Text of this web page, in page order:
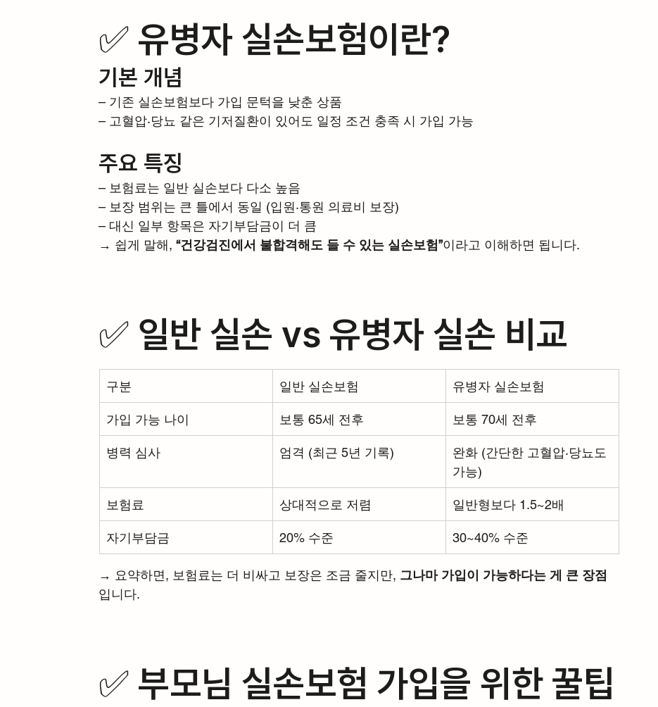
✅ 유병자 실손보험이란?
기본 개념
– 기존 실손보험보다 가입 문턱을 낮춘 상품
– 고혈압·당뇨 같은 기저질환이 있어도 일정 조건 충족 시 가입 가능
주요 특징
– 보험료는 일반 실손보다 다소 높음
– 보장 범위는 큰 틀에서 동일 (입원·통원 의료비 보장)
– 대신 일부 항목은 자기부담금이 더 큼
→ 쉽게 말해, “건강검진에서 불합격해도 들 수 있는 실손보험”이라고 이해하면 됩니다.
✅ 일반 실손 vs 유병자 실손 비교
구분 일반 실손보험 유병자 실손보험
가입 가능 나이 보통 65세 전후 보통 70세 전후
병력 심사 엄격 (최근 5년 기록)
완화 (간단한 고혈압·당뇨도
가능)
보험료 상대적으로 저렴 일반형보다 1.5~2배
자기부담금 20% 수준 30~40% 수준
→ 요약하면, 보험료는 더 비싸고 보장은 조금 줄지만, 그나마 가입이 가능하다는 게 큰 장점
입니다.
✅ 부모님 실손보험 가입을 위한 꿀팁